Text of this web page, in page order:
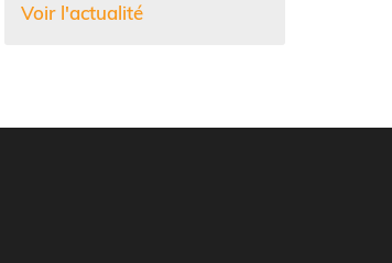
Voir l'actualité